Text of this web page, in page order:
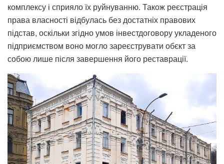
комплексу і сприяло їх руйнуванню. Також реєстрація
права власності відбулась без достатніх правових
підстав, оскільки згідно умов інвестдоговору укладеного
підприємством воно могло зареєструвати обєкт за
собою лише після завершення його реставрації.